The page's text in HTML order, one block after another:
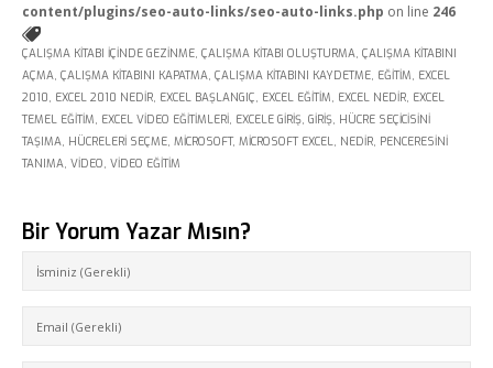
content/plugins/seo-auto-links/seo-auto-links.php on line 246
ÇALIŞMA KITABI İÇINDE GEZINME, ÇALIŞMA KITABI OLUŞTURMA, ÇALIŞMA KITABINI
AÇMA, ÇALIŞMA KITABINI KAPATMA, ÇALIŞMA KITABINI KAYDETME, EĞITIM, EXCEL
2010, EXCEL 2010 NEDIR, EXCEL BAŞLANGIÇ, EXCEL EĞITIM, EXCEL NEDIR, EXCEL
TEMEL EĞITIM, EXCEL VIDEO EĞITIMLERI, EXCELE GIRIŞ, GIRIŞ, HÜCRE SEÇICISINI
TAŞIMA, HÜCRELERI SEÇME, MICROSOFT, MICROSOFT EXCEL, NEDIR, PENCERESINI
TANIMA, VIDEO, VIDEO EĞITIM
Bir Yorum Yazar Mısın?